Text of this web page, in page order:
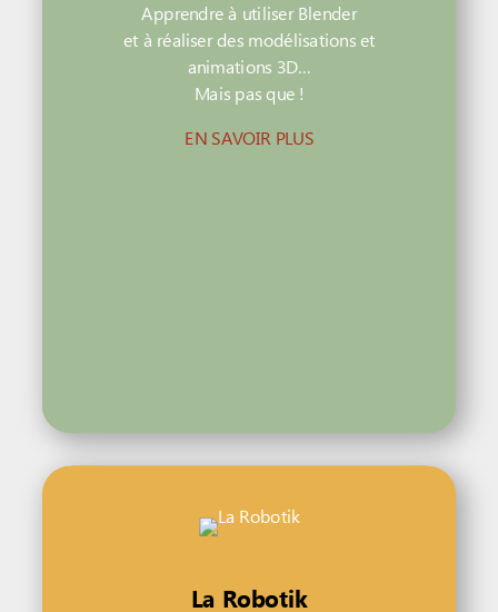
Apprendre à utiliser Blender
et à réaliser des modélisations et
animations 3D…
Mais pas que !
EN SAVOIR PLUS
La Robotik